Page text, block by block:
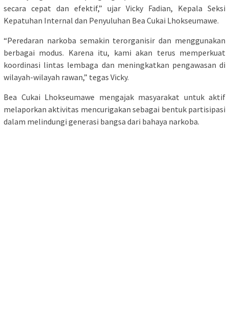
secara cepat dan efektif,” ujar Vicky Fadian, Kepala Seksi
Kepatuhan Internal dan Penyuluhan Bea Cukai Lhokseumawe.
“Peredaran narkoba semakin terorganisir dan menggunakan
berbagai modus. Karena itu, kami akan terus memperkuat
koordinasi lintas lembaga dan meningkatkan pengawasan di
wilayah-wilayah rawan,” tegas Vicky.
Bea Cukai Lhokseumawe mengajak masyarakat untuk aktif
melaporkan aktivitas mencurigakan sebagai bentuk partisipasi
dalam melindungi generasi bangsa dari bahaya narkoba.